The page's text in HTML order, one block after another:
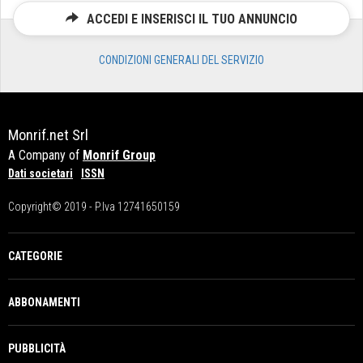
ACCEDI E INSERISCI IL TUO ANNUNCIO
CONDIZIONI GENERALI DEL SERVIZIO
Monrif.net Srl
A Company of Monrif Group
Dati societari ISSN
Copyright© 2019 - P.Iva 12741650159
CATEGORIE
ABBONAMENTI
PUBBLICITÀ